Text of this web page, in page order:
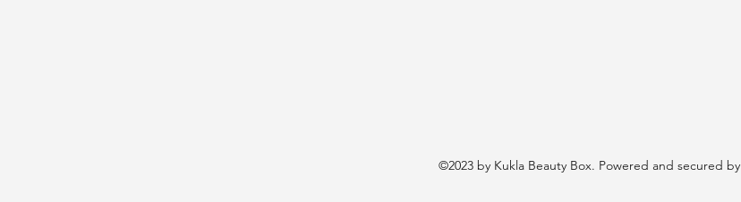
©2023 by Kukla Beauty Box. Powered and secured by